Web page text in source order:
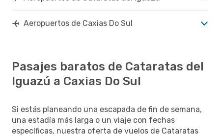
Aeropuertos de Caxias Do Sul
Pasajes baratos de Cataratas del
Iguazú a Caxias Do Sul
Si estás planeando una escapada de fin de semana,
una estadía más larga o un viaje con fechas
específicas, nuestra oferta de vuelos de Cataratas